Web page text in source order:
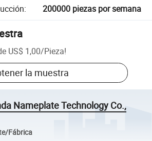
: 200000 piezas por semana
US$ 1,00/Pieza!
la muestra
Nameplate Technology Co.,
Fábrica